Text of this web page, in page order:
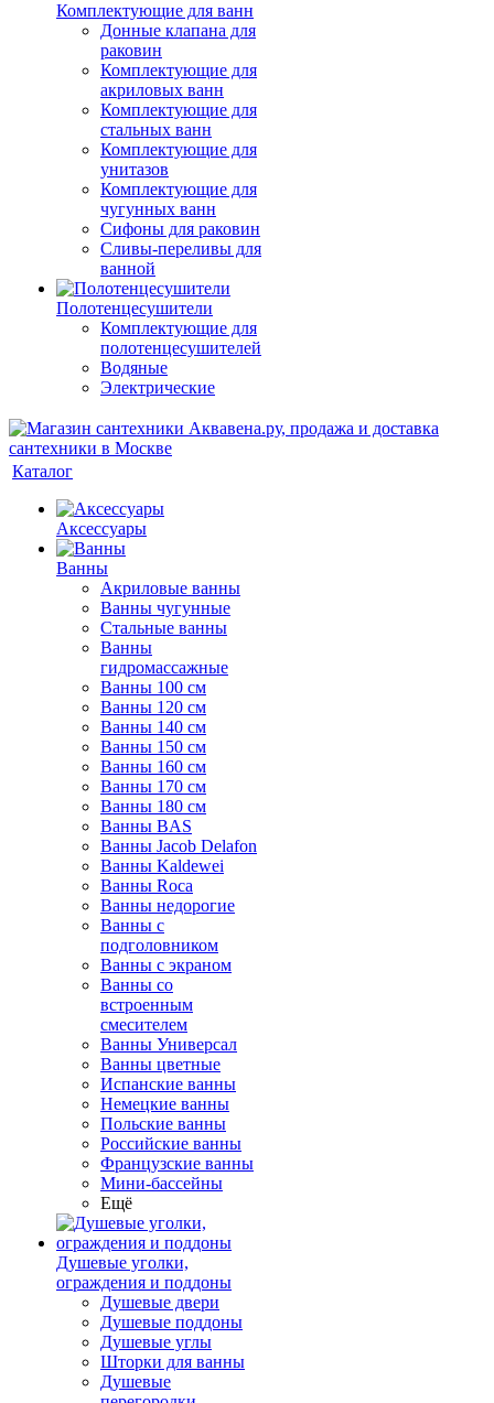
Комплектующие для ванн
Донные клапана для
раковин
Комплектующие для
акриловых ванн
Комплектующие для
стальных ванн
Комплектующие для
унитазов
Комплектующие для
чугунных ванн
Сифоны для раковин
Сливы-переливы для
ванной
Полотенцесушители
Комплектующие для
полотенцесушителей
Водяные
Электрические
Каталог
Аксессуары
Ванны
Акриловые ванны
Ванны чугунные
Стальные ванны
Ванны
гидромассажные
Ванны 100 см
Ванны 120 см
Ванны 140 см
Ванны 150 см
Ванны 160 см
Ванны 170 см
Ванны 180 см
Ванны BAS
Ванны Jacob Delafon
Ванны Kaldewei
Ванны Roca
Ванны недорогие
Ванны с
подголовником
Ванны с экраном
Ванны со
встроенным
смесителем
Ванны Универсал
Ванны цветные
Испанские ванны
Немецкие ванны
Польские ванны
Российские ванны
Французские ванны
Мини-бассейны
Ещё
Душевые уголки,
ограждения и поддоны
Душевые двери
Душевые поддоны
Душевые углы
Шторки для ванны
Душевые